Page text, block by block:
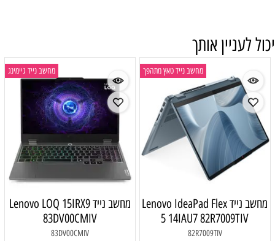
יכול לעניין אותך
מחשב נייד טאץ מתהפך
מחשב נייד Lenovo IdeaPad Flex
5 14IAU7 82R7009TIV
82R7009TIV
מחשב נייד גיימינג
מחשב נייד Lenovo LOQ 15IRX9
83DV00CMIV
83DV00CMIV